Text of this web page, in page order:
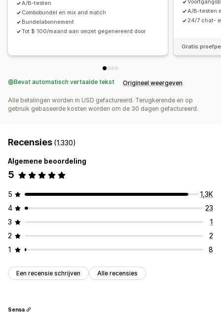
Aangepaste prijzen
A/B-testen
Combobundel en mix and match
Bundelabonnement
Tot $ 100/maand aan omzet gegenereerd door
A/B-testen
24/7 chat-
Gratis
Bevat automatisch vertaalde tekst Origineel weergeven
Alle betalingen worden in USD gefactureerd. Terugkerende en op
gebruik gebaseerde kosten worden om de 30 dagen gefactureerd.
Recensies (1.330)
Algemene beoordeling
5
5
1,3K
4
23
3
1
2
2
1
8
Een recensie schrijven Alle recensies
Sensa